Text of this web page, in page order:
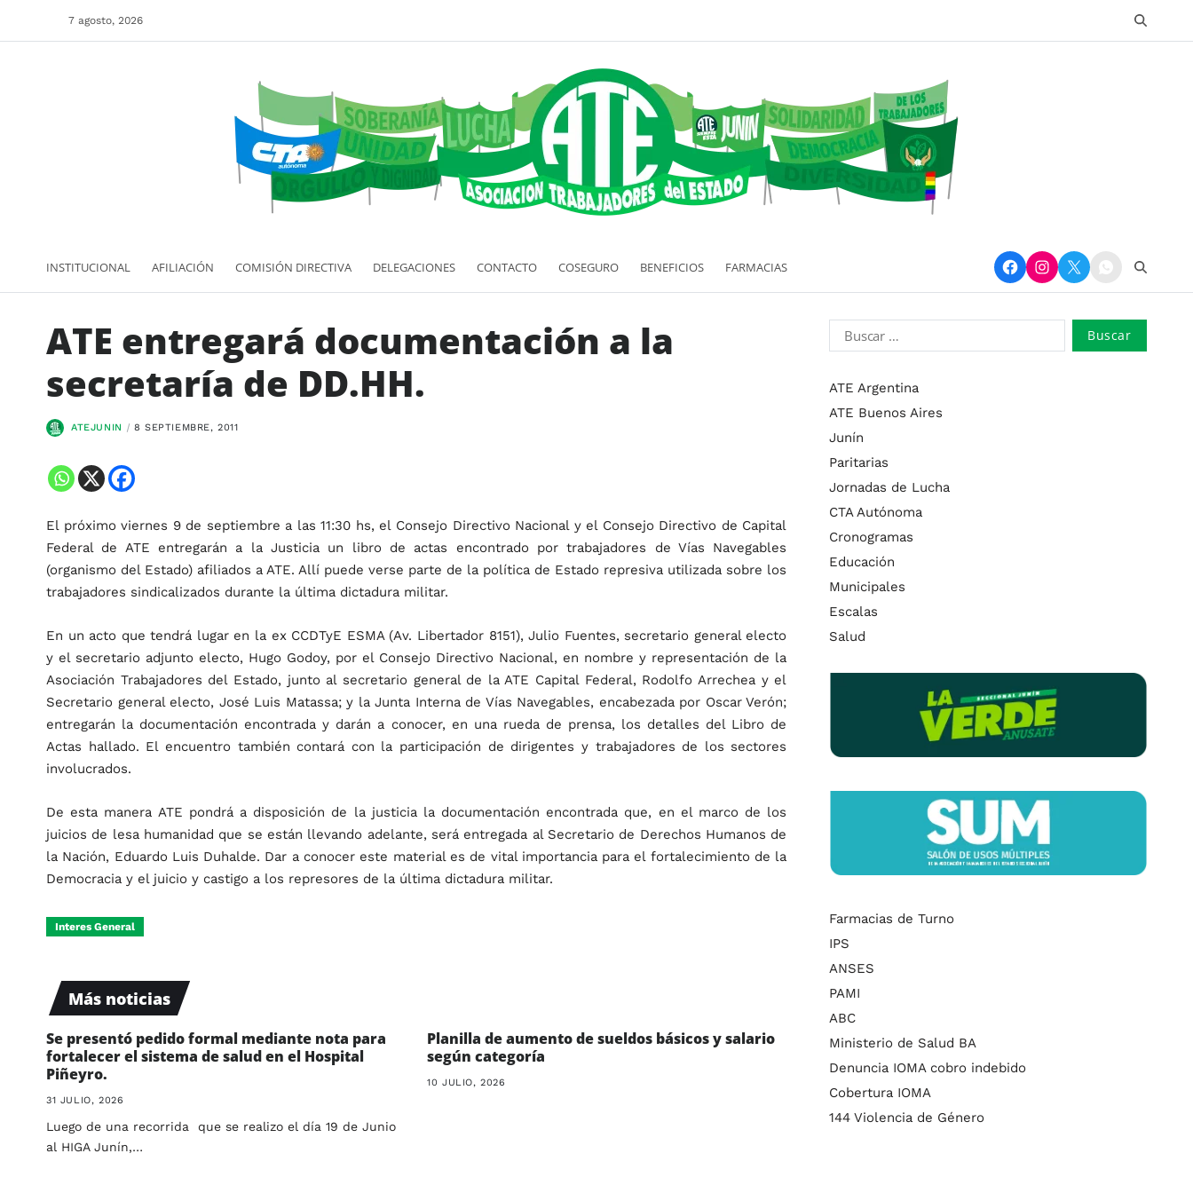
7 agosto, 2026
INSTITUCIONAL AFILIACIÓN COMISIÓN DIRECTIVA DELEGACIONES CONTACTO COSEGURO BENEFICIOS FARMACIAS
ATE entregará documentación a la
secretaría de DD.HH.
ATEJUNIN 8 SEPTIEMBRE, 2011
El próximo viernes 9 de septiembre a las 11:30 hs, el Consejo Directivo Nacional y el Consejo Directivo de Capital
Federal de ATE entregarán a la Justicia un libro de actas encontrado por trabajadores de Vías Navegables
(organismo del Estado) afiliados a ATE. Allí puede verse parte de la política de Estado represiva utilizada sobre los
trabajadores sindicalizados durante la última dictadura militar.
En un acto que tendrá lugar en la ex CCDTyE ESMA (Av. Libertador 8151), Julio Fuentes, secretario general electo
y el secretario adjunto electo, Hugo Godoy, por el Consejo Directivo Nacional, en nombre y representación de la
Asociación Trabajadores del Estado, junto al secretario general de la ATE Capital Federal, Rodolfo Arrechea y el
Secretario general electo, José Luis Matassa; y la Junta Interna de Vías Navegables, encabezada por Oscar Verón;
entregarán la documentación encontrada y darán a conocer, en una rueda de prensa, los detalles del Libro de
Actas hallado. El encuentro también contará con la participación de dirigentes y trabajadores de los sectores
involucrados.
De esta manera ATE pondrá a disposición de la justicia la documentación encontrada que, en el marco de los
juicios de lesa humanidad que se están llevando adelante, será entregada al Secretario de Derechos Humanos de
la Nación, Eduardo Luis Duhalde. Dar a conocer este material es de vital importancia para el fortalecimiento de la
Democracia y el juicio y castigo a los represores de la última dictadura militar.
Interes General
Más noticias
Se presentó pedido formal mediante nota para
fortalecer el sistema de salud en el Hospital
Piñeyro.
31 JULIO, 2026
Luego de una recorrida que se realizo el día 19 de Junio
al HIGA Junín,…
Planilla de aumento de sueldos básicos y salario
según categoría
10 JULIO, 2026
ATE Argentina
ATE Buenos Aires
Junín
Paritarias
Jornadas de Lucha
CTA Autónoma
Cronogramas
Educación
Municipales
Escalas
Salud
Farmacias de Turno
IPS
ANSES
PAMI
ABC
Ministerio de Salud BA
Denuncia IOMA cobro indebido
Cobertura IOMA
144 Violencia de Género